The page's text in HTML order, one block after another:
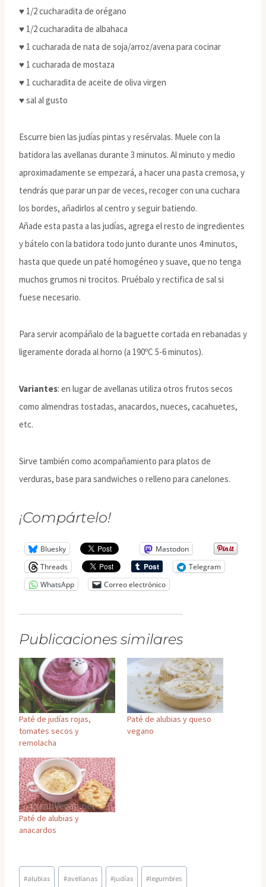
♥ 1/2 cucharadita de orégano
♥ 1/2 cucharadita de albahaca
♥ 1 cucharada de nata de soja/arroz/avena para cocinar
♥ 1 cucharada de mostaza
♥ 1 cucharadita de aceite de oliva virgen
♥ sal al gusto
Escurre bien las judías pintas y resérvalas. Muele con la
batidora las avellanas durante 3 minutos. Al minuto y medio
aproximadamente se empezará, a hacer una pasta cremosa, y
tendrás que parar un par de veces, recoger con una cuchara
los bordes, añadirlos al centro y seguir batiendo.
Añade esta pasta a las judías, agrega el resto de ingredientes
y bátelo con la batidora todo junto durante unos 4 minutos,
hasta que quede un paté homogéneo y suave, que no tenga
muchos grumos ni trocitos. Pruébalo y rectifica de sal si
fuese necesario.
Para servir acompáñalo de la baguette cortada en rebanadas y
ligeramente dorada al horno (a 190ºC 5-6 minutos).
Variantes: en lugar de avellanas utiliza otros frutos secos
como almendras tostadas, anacardos, nueces, cacahuetes,
etc.
Sirve también como acompañamiento para platos de
verduras, base para sandwiches o relleno para canelones.
¡Compártelo!
Bluesky
Mastodon
Threads
Telegram
WhatsApp
Correo electrónico
Publicaciones similares
Paté de judías rojas,
tomates secos y
remolacha
Paté de alubias y queso
vegano
Paté de alubias y
anacardos
Etiquetas
#alubias #avellanas #judías #legumbres